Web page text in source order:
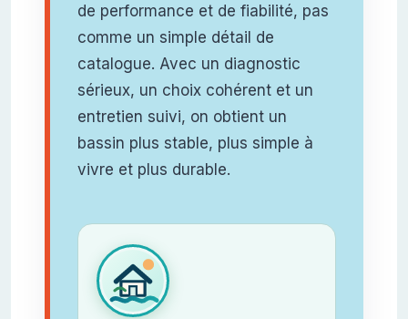
de performance et de fiabilité, pas
comme un simple détail de
catalogue. Avec un diagnostic
sérieux, un choix cohérent et un
entretien suivi, on obtient un
bassin plus stable, plus simple à
vivre et plus durable.